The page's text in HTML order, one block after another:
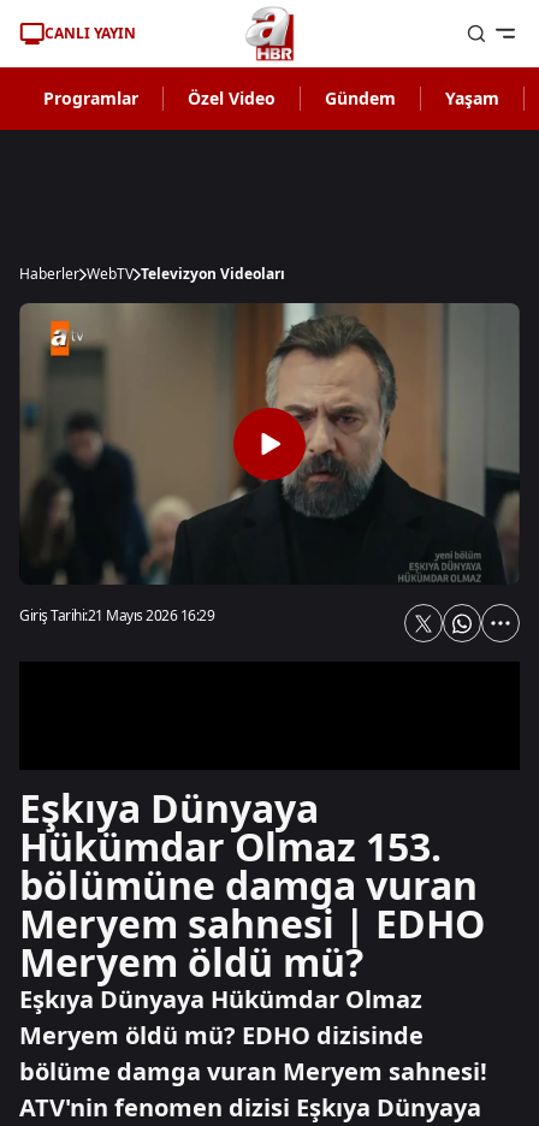
CANLI YAYIN
Programlar Özel Video Gündem Yaşam
Haberler WebTV Televizyon Videoları
Giriş Tarihi:21 Mayıs 2026 16:29
Eşkıya Dünyaya
Hükümdar Olmaz 153.
bölümüne damga vuran
Meryem sahnesi | EDHO
Meryem öldü mü?
Eşkıya Dünyaya Hükümdar Olmaz
Meryem öldü mü? EDHO dizisinde
bölüme damga vuran Meryem sahnesi!
ATV'nin fenomen dizisi Eşkıya Dünyaya